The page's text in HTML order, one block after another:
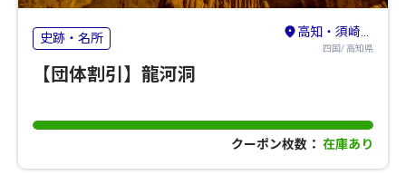
史跡・名所 高知・須崎・南国
四国/ 高知県
【団体割引】龍河洞
クーポン枚数： 在庫あり